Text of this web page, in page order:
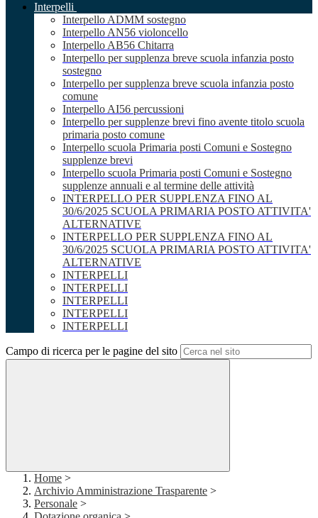
Interpelli
Interpello ADMM sostegno
Interpello AN56 violoncello
Interpello AB56 Chitarra
Interpello per supplenza breve scuola infanzia posto
sostegno
Interpello per supplenza breve scuola infanzia posto
comune
Interpello AI56 percussioni
Interpello per supplenze brevi fino avente titolo scuola
primaria posto comune
Interpello scuola Primaria posti Comuni e Sostegno
supplenze brevi
Interpello scuola Primaria posti Comuni e Sostegno
supplenze annuali e al termine delle attività
INTERPELLO PER SUPPLENZA FINO AL
30/6/2025 SCUOLA PRIMARIA POSTO ATTIVITA'
ALTERNATIVE
INTERPELLO PER SUPPLENZA FINO AL
30/6/2025 SCUOLA PRIMARIA POSTO ATTIVITA'
ALTERNATIVE
INTERPELLI
INTERPELLI
INTERPELLI
INTERPELLI
INTERPELLI
Campo di ricerca per le pagine del sito
Home >
Archivio Amministrazione Trasparente >
Personale >